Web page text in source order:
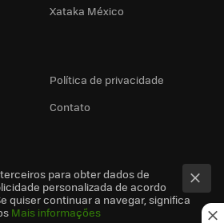
Xataka México
Política de privacidade
Contato
para obter dados de
personalizada de acordo
quiser continuar a navegar, significa
Mais informações